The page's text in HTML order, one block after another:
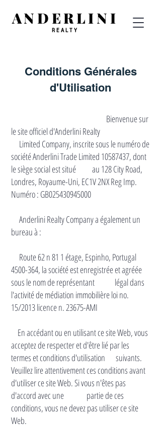
ANDERLINI
REALTY
Conditions Générales
d'Utilisation
Bienvenue sur
le site officiel d'Anderlini Realty
Limited Company, inscrite sous le numéro de
société Anderlini Trade Limited 10587437, dont
le siège social est situé au 128 City Road,
Londres, Royaume-Uni, EC1V 2NX Reg Imp.
Numéro : GB025430945000
Anderlini Realty Company a également un
bureau à :
Route 62 n 81 1 étage, Espinho, Portugal
4500-364, la société est enregistrée et agréée
sous le nom de représentant légal dans
l'activité de médiation immobilière loi no.
15/2013 licence n. 23675-AMI
En accédant ou en utilisant ce site Web, vous
acceptez de respecter et d'être lié par les
termes et conditions d'utilisation suivants.
Veuillez lire attentivement ces conditions avant
d'utiliser ce site Web. Si vous n'êtes pas
d'accord avec une partie de ces
conditions, vous ne devez pas utiliser ce site
Web.